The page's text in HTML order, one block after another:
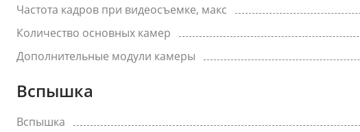
Частота кадров при видеосъемке, макс
Количество основных камер
Дополнительные модули камеры
Вспышка
Вспышка